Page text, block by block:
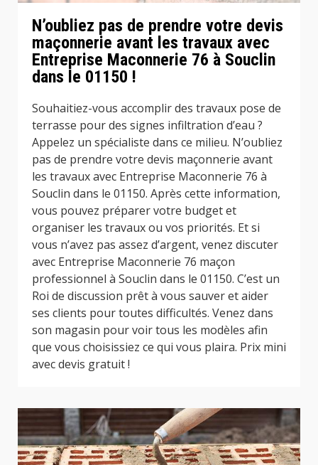
N’oubliez pas de prendre votre devis
maçonnerie avant les travaux avec
Entreprise Maconnerie 76 à Souclin
dans le 01150 !
Souhaitiez-vous accomplir des travaux pose de
terrasse pour des signes infiltration d’eau ?
Appelez un spécialiste dans ce milieu. N’oubliez
pas de prendre votre devis maçonnerie avant
les travaux avec Entreprise Maconnerie 76 à
Souclin dans le 01150. Après cette information,
vous pouvez préparer votre budget et
organiser les travaux ou vos priorités. Et si
vous n’avez pas assez d’argent, venez discuter
avec Entreprise Maconnerie 76 maçon
professionnel à Souclin dans le 01150. C’est un
Roi de discussion prêt à vous sauver et aider
ses clients pour toutes difficultés. Venez dans
son magasin pour voir tous les modèles afin
que vous choisissiez ce qui vous plaira. Prix mini
avec devis gratuit !